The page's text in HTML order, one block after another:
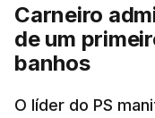
Carneiro
de um
banhos
O líder do PS